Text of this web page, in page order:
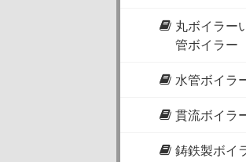
丸ボイラー
管ボイラー
水管ボイラ
貫流ボイラ
鋳鉄製ボイ